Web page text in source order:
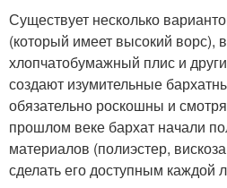
Существует несколько
(который имеет высокий ворс),
хлопчатобумажный плис и
создают изумительные
обязательно роскошны и
прошлом веке бархат начали
материалов (полиэстер,
сделать его доступным каждой